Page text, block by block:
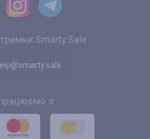
Smarty.Sale
з